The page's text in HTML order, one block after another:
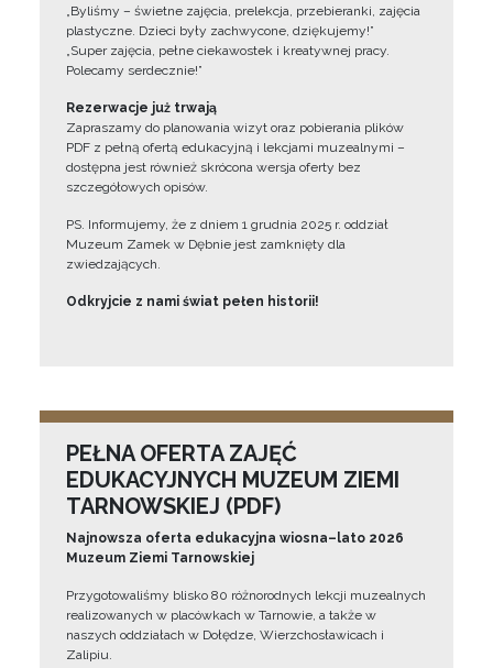
„Byliśmy – świetne zajęcia, prelekcja, przebieranki, zajęcia
plastyczne. Dzieci były zachwycone, dziękujemy!”
„Super zajęcia, pełne ciekawostek i kreatywnej pracy.
Polecamy serdecznie!”
Rezerwacje już trwają
Zapraszamy do planowania wizyt oraz pobierania plików
PDF z pełną ofertą edukacyjną i lekcjami muzealnymi –
dostępna jest również skrócona wersja oferty bez
szczegółowych opisów.
PS. Informujemy, że z dniem 1 grudnia 2025 r. oddział
Muzeum Zamek w Dębnie jest zamknięty dla
zwiedzających.
Odkryjcie z nami świat pełen historii!
PEŁNA OFERTA ZAJĘĆ
EDUKACYJNYCH MUZEUM ZIEMI
TARNOWSKIEJ (PDF)
Najnowsza oferta edukacyjna wiosna–lato 2026
Muzeum Ziemi Tarnowskiej
Przygotowaliśmy blisko 80 różnorodnych lekcji muzealnych
realizowanych w placówkach w Tarnowie, a także w
naszych oddziałach w Dołędze, Wierzchosławicach i
Zalipiu.